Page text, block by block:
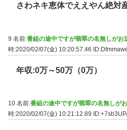
さわネキ恵体でええやん絶対
9 名前:番組の途中ですが翡翠の名無しがお
時:2020/02/07(金) 10:20:57.46
年収:0万～50万（0万）
10 名前:番組の途中ですが翡翠の名無しが
時:2020/02/07(金) 10:21:12.89